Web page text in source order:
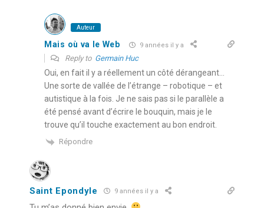
Auteur
Mais où va le Web 9 années il y a
Reply to Germain Huc
Oui, en fait il y a réellement un côté dérangeant…
Une sorte de vallée de l’étrange – robotique – et
autistique à la fois. Je ne sais pas si le parallèle a
été pensé avant d’écrire le bouquin, mais je le
trouve qu’il touche exactement au bon endroit.
Répondre
Saint Epondyle 9 années il y a